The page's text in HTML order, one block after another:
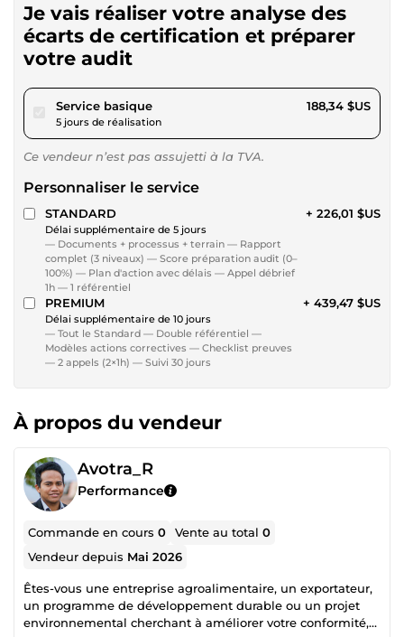
Je vais réaliser votre analyse des
écarts de certification et préparer
votre audit
Service basiquepour 173,59 $US
5 jours de réalisation
188,34 $US
Ce vendeur n’est pas assujetti à la TVA.
Personnaliser le service
STANDARD
Délai supplémentaire de 5 jours
— Documents + processus + terrain — Rapport
complet (3 niveaux) — Score préparation audit (0–
100%) — Plan d'action avec délais — Appel débrief
1h — 1 référentiel
+ 226,01 $US
PREMIUM
Délai supplémentaire de 10 jours
— Tout le Standard — Double référentiel —
Modèles actions correctives — Checklist preuves
— 2 appels (2×1h) — Suivi 30 jours
+ 439,47 $US
À propos du vendeur
Avotra_R
Performance
Commande en cours0 Vente au total0
Vendeur depuis Mai 2026
Êtes-vous une entreprise agroalimentaire, un exportateur,
un programme de développement durable ou un projet
environnemental cherchant à améliorer votre conformité,